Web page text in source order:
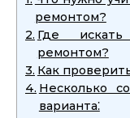
ремонтом?
Где
ремонтом?
Как
Несколько
варианта⁚